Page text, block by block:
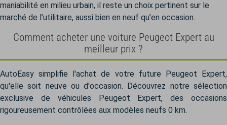
maniabilité en milieu urbain, il reste un choix pertinent sur le
marché de l’utilitaire, aussi bien en neuf qu’en occasion.
Comment acheter une voiture Peugeot Expert au
meilleur prix ?
AutoEasy simplifie l'achat de votre future Peugeot Expert,
qu'elle soit neuve ou d'occasion. Découvrez notre sélection
exclusive de véhicules Peugeot Expert, des occasions
rigoureusement contrôlées aux modèles neufs 0 km.